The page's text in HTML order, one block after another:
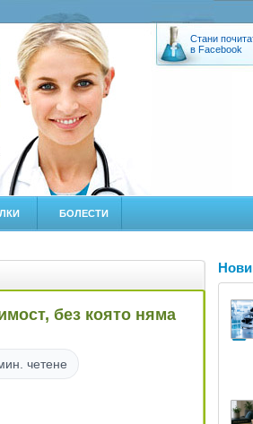
Стани
в Facebook
БОЛЕСТИ
без която няма
четене